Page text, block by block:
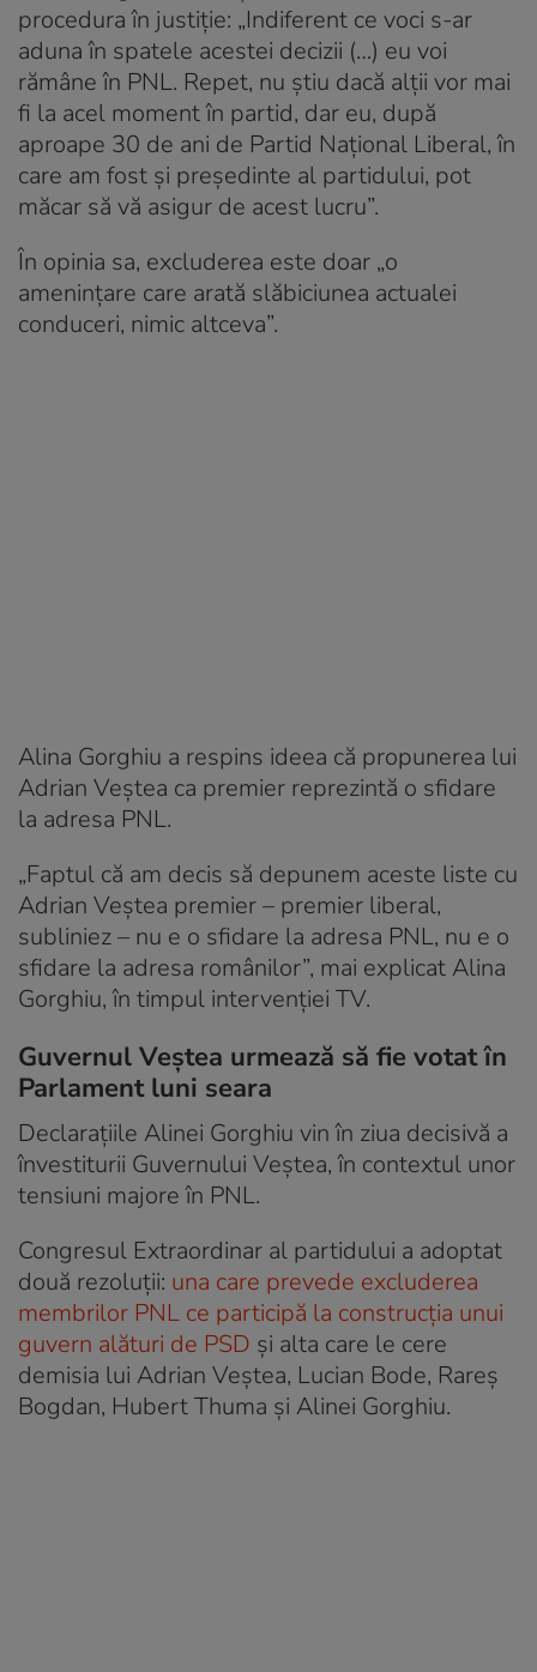
procedura în justiție: „Indiferent ce voci s-ar
aduna în spatele acestei decizii (…) eu voi
rămâne în PNL. Repet, nu știu dacă alții vor mai
fi la acel moment în partid, dar eu, după
aproape 30 de ani de Partid Național Liberal, în
care am fost și președinte al partidului, pot
măcar să vă asigur de acest lucru”.
În opinia sa, excluderea este doar „o
amenințare care arată slăbiciunea actualei
conduceri, nimic altceva”.
Alina Gorghiu a respins ideea că propunerea lui
Adrian Veștea ca premier reprezintă o sfidare
la adresa PNL.
„Faptul că am decis să depunem aceste liste cu
Adrian Veștea premier – premier liberal,
subliniez – nu e o sfidare la adresa PNL, nu e o
sfidare la adresa românilor”, mai explicat Alina
Gorghiu, în timpul intervenției TV.
Guvernul Veștea urmează să fie votat în
Parlament luni seara
Declarațiile Alinei Gorghiu vin în ziua decisivă a
învestiturii Guvernului Veștea, în contextul unor
tensiuni majore în PNL.
Congresul Extraordinar al partidului a adoptat
două rezoluții: una care prevede excluderea
membrilor PNL ce participă la construcția unui
guvern alături de PSD și alta care le cere
demisia lui Adrian Veștea, Lucian Bode, Rareș
Bogdan, Hubert Thuma și Alinei Gorghiu.